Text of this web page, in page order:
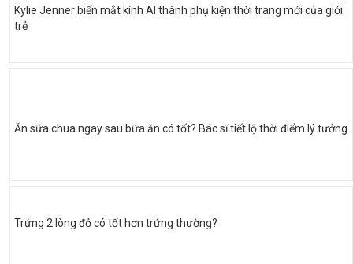
Kylie Jenner biến mắt kính AI thành phụ kiện thời trang mới của giới
trẻ
Ăn sữa chua ngay sau bữa ăn có tốt? Bác sĩ tiết lộ thời điểm lý tưởng
Trứng 2 lòng đỏ có tốt hơn trứng thường?